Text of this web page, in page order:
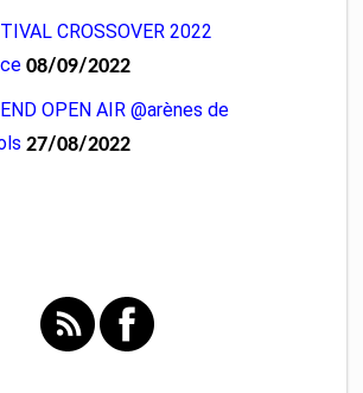
CROSSOVER 2022
08/09/2022
OPEN AIR @arènes de
27/08/2022